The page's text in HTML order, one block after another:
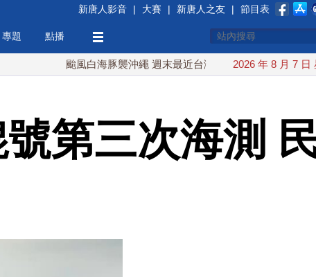
新唐人影音 | 大賽 | 新唐人之友 | 節目表
專題 點播
颱風白海豚襲沖繩 週末最近台灣 10日登陸浙江 川普預透
2026 年 8 月 7 日
第三次海測